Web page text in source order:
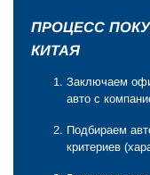
ПРОЦЕСС
КИТАЯ
Заключаем
авто с
Подбираем
критериев